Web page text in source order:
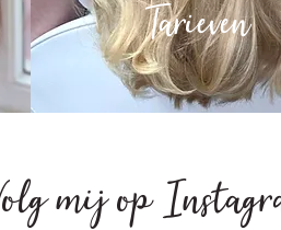
Tarieven
mij op